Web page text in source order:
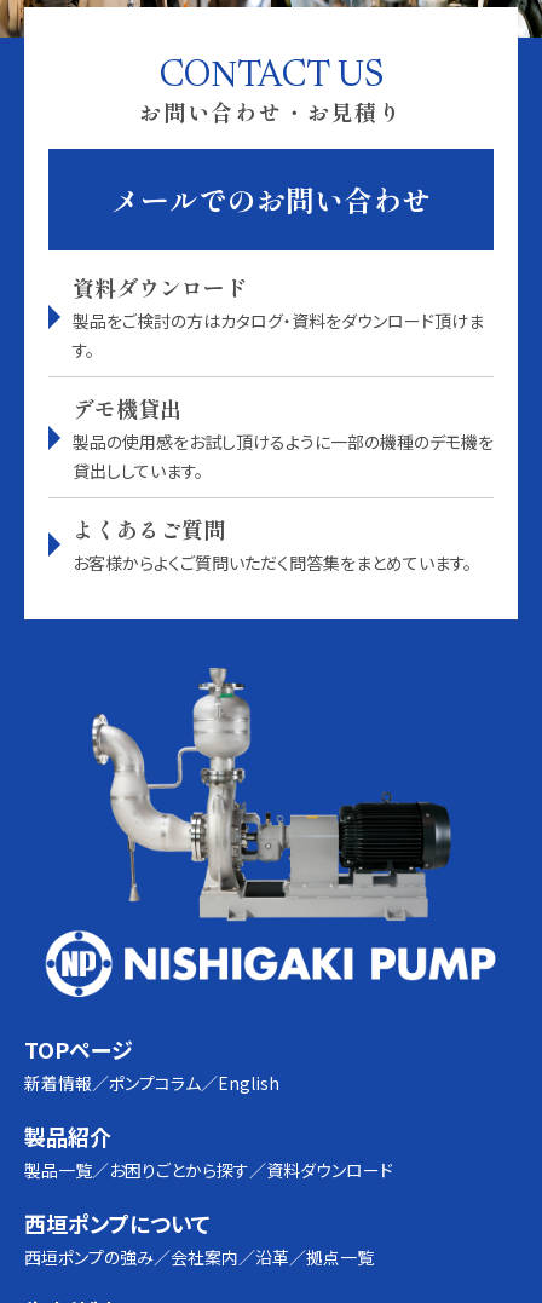
CONTACT US
お問い合わせ・お見積り
メールでのお問い合わせ
資料ダウンロード
製品をご検討の方はカタログ・資料をダウンロード頂けま
す。
デモ機貸出
製品の使用感をお試し頂けるように一部の機種のデモ機を
貸出ししています。
よくあるご質問
お客様からよくご質問いただく問答集をまとめています。
TOPページ
新着情報 ポンプコラム English
製品紹介
製品一覧 お困りごとから探す 資料ダウンロード
西垣ポンプについて
西垣ポンプの強み 会社案内 沿革 拠点一覧